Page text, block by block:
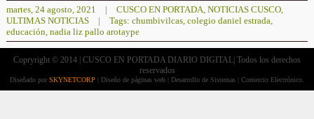
martes, 24 agosto, 2021 | CUSCO EN PORTADA, NOTICIAS CUSCO,
ULTIMAS NOTICIAS
| Tags: chumbivilcas, colegio daniel estrada,
educación, nadia liz pallo arotaype
Copryright © 2014 | CUSCO EN PORTADA DIARIO DIGITAL| Todos los derechos
reservados
Diseñado por SKYNETCORP | Diseño de páginas web | Desarrollo de Sistemas | Comercio Electrónico.